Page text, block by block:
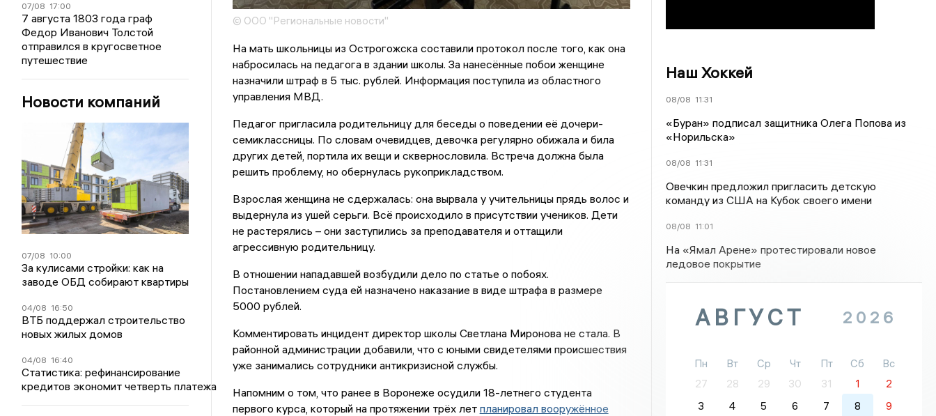
07/08 17:00
7 августа 1803 года граф
Федор Иванович Толстой
отправился в кругосветное
путешествие
Новости компаний
07/08 10:00
За кулисами стройки: как на
заводе ОБД собирают квартиры
04/08 16:50
ВТБ поддержал строительство
новых жилых домов
04/08 16:40
Статистика: рефинансирование
кредитов экономит четверть платежа
© ООО "Региональные новости"
На мать школьницы из Острогожска составили протокол после того, как она
набросилась на педагога в здании школы. За нанесённые побои женщине
назначили штраф в 5 тыс. рублей. Информация поступила из областного
управления МВД.
Педагог пригласила родительницу для беседы о поведении её дочери-
семиклассницы. По словам очевидцев, девочка регулярно обижала и била
других детей, портила их вещи и сквернословила. Встреча должна была
решить проблему, но обернулась рукоприкладством.
Взрослая женщина не сдержалась: она вырвала у учительницы прядь волос и
выдернула из ушей серьги. Всё происходило в присутствии учеников. Дети
не растерялись – они заступились за преподавателя и оттащили
агрессивную родительницу.
В отношении нападавшей возбудили дело по статье о побоях.
Постановлением суда ей назначено наказание в виде штрафа в размере
5000 рублей.
Комментировать инцидент директор школы Светлана Миронова не стала. В
районной администрации добавили, что с юными свидетелями происшествия
уже занимались сотрудники антикризисной службы.
Напомним о том, что ранее в Воронеже осудили 18-летнего студента
первого курса, который на протяжении трёх лет планировал вооружённое
Наш Хоккей
08/08 11:31
«Буран» подписал защитника Олега Попова из
«Норильска»
08/08 11:31
Овечкин предложил пригласить детскую
команду из США на Кубок своего имени
08/08 11:01
На «Ямал Арене» протестировали новое
ледовое покрытие
АВГУСТ 2026
Пн Вт Ср Чт Пт Сб
Вс
27
28 29 30 31 1
2
3
4 5 6 7 8
9